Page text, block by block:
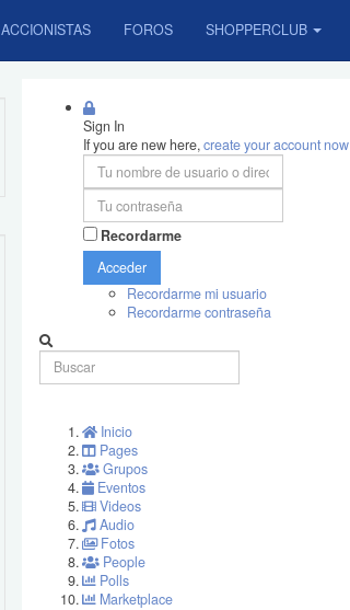
ACCIONISTAS FOROS SHOPPERCLUB
Sign In
If you are new here,create your account now
Recordarme
Acceder
Recordarme mi usuario
Recordarme contraseña
Inicio
Pages
Grupos
Eventos
Videos
Audio
Fotos
People
Polls
Marketplace